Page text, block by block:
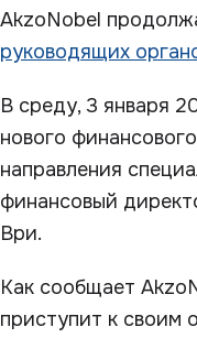
AkzoNobel
руководящих
В среду, 3 января
нового
направления
финансовый
Ври.
Как сообщает
приступит к своим